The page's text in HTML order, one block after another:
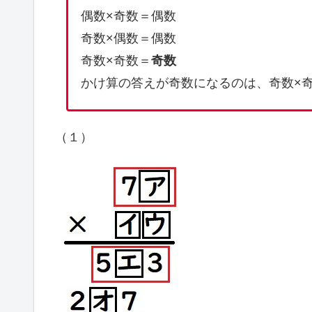
偶数×奇数＝偶数
奇数×偶数＝偶数
奇数×奇数＝ 奇数
かけ算の答えが奇数になるのは、奇数×
（１）